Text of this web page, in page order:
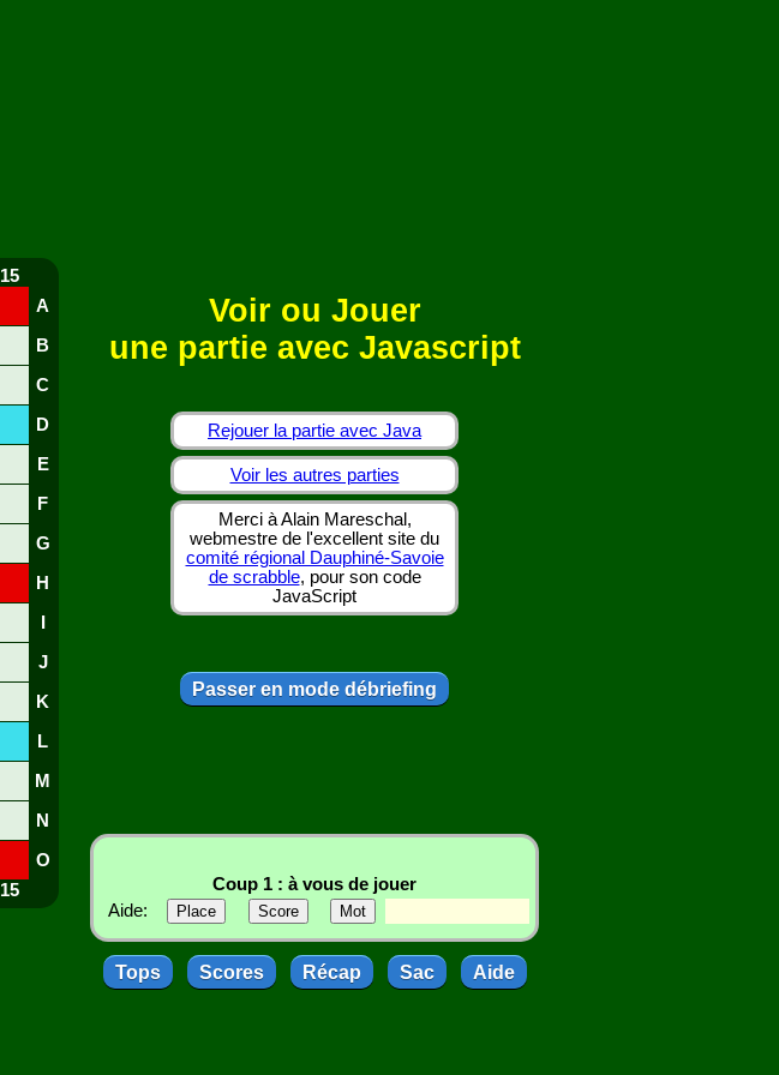
15
A
B
C
D
E
F
G
H
J
K
L
M
N
O
15
Voir ou Jouer
une partie avec Javascript
Rejouer la partie avec Java
Voir les autres parties
Merci à Alain Mareschal,
webmestre de l'excellent site du
comité régional Dauphiné-Savoie
de scrabble, pour son code
JavaScript
Passer en mode débriefing
Coup 1 : à vous de jouer
Aide:
Tops Scores Récap Sac Aide